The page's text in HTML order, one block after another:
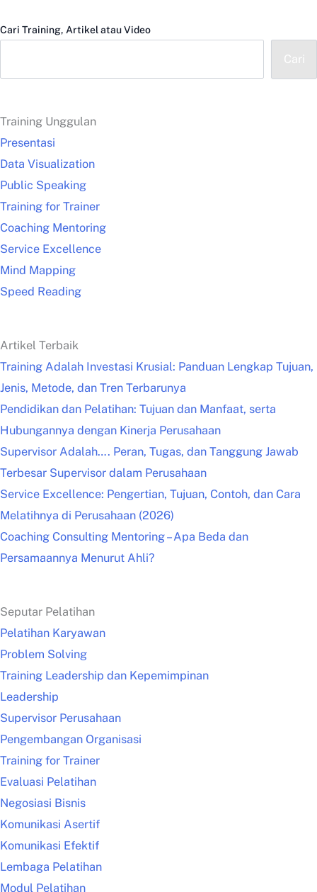
Cari Training, Artikel atau Video
Cari
Training Unggulan
Presentasi
Data Visualization
Public Speaking
Training for Trainer
Coaching Mentoring
Service Excellence
Mind Mapping
Speed Reading
Artikel Terbaik
Training Adalah Investasi Krusial: Panduan Lengkap Tujuan,
Jenis, Metode, dan Tren Terbarunya
Pendidikan dan Pelatihan: Tujuan dan Manfaat, serta
Hubungannya dengan Kinerja Perusahaan
Supervisor Adalah…. Peran, Tugas, dan Tanggung Jawab
Terbesar Supervisor dalam Perusahaan
Service Excellence: Pengertian, Tujuan, Contoh, dan Cara
Melatihnya di Perusahaan (2026)
Coaching Consulting Mentoring – Apa Beda dan
Persamaannya Menurut Ahli?
Seputar Pelatihan
Pelatihan Karyawan
Problem Solving
Training Leadership dan Kepemimpinan
Leadership
Supervisor Perusahaan
Pengembangan Organisasi
Training for Trainer
Evaluasi Pelatihan
Negosiasi Bisnis
Komunikasi Asertif
Komunikasi Efektif
Lembaga Pelatihan
Modul Pelatihan